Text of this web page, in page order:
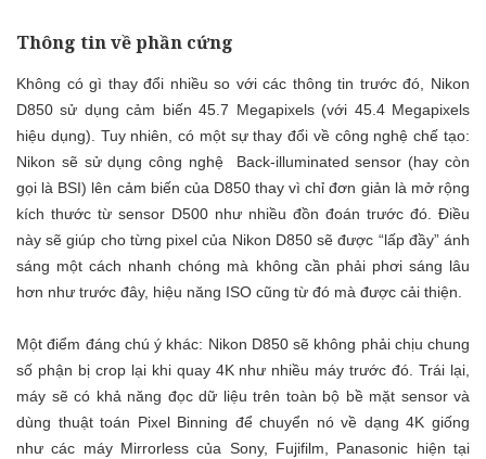
Thông tin về phần cứng
Không có gì thay đổi nhiều so vớicác thông tin trước đó , Nikon
D850 sử dụng cảm biến 45.7 Megapixels (với 45.4 Megapixels
hiệu dụng). Tuy nhiên, có một sự thay đổi về công nghệ chế tạo:
Nikon sẽ sử dụng công nghệ Back-illuminated sensor (hay còn
gọi là BSI) lên cảm biến của D850 thay vì chỉ đơn giản là mở rộng
kích thước từ sensor D500 như nhiều đồn đoán trước đó. Điều
này sẽ giúp cho từng pixel của Nikon D850 sẽ được “lấp đầy” ánh
sáng một cách nhanh chóng mà không cần phải phơi sáng lâu
hơn như trước đây, hiệu năng ISO cũng từ đó mà được cải thiện.
Một điểm đáng chú ý khác: Nikon D850 sẽ không phải chịu chung
số phận bị crop lại khi quay 4K như nhiều máy trước đó. Trái lại,
máy sẽ có khả năng đọc dữ liệu trên toàn bộ bề mặt sensor và
dùng thuật toán Pixel Binning để chuyển nó về dạng 4K giống
như các máy Mirrorless của Sony, Fujifilm, Panasonic hiện tại